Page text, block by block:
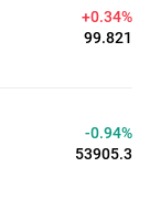
+0.34%
99.821
-0.94%
53905.3